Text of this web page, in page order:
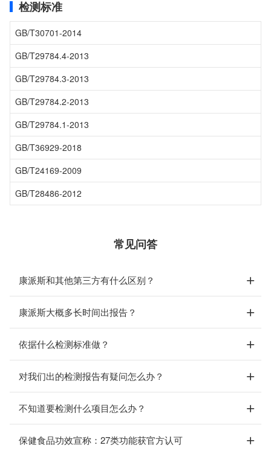
检测标准
GB/T30701-2014
GB/T29784.4-2013
GB/T29784.3-2013
GB/T29784.2-2013
GB/T29784.1-2013
GB/T36929-2018
GB/T24169-2009
GB/T28486-2012
常见问答
康派斯和其他第三方有什么区别？
康派斯大概多长时间出报告？
依据什么检测标准做？
对我们出的检测报告有疑问怎么办？
不知道要检测什么项目怎么办？
保健食品功效宣称：27类功能获官方认可